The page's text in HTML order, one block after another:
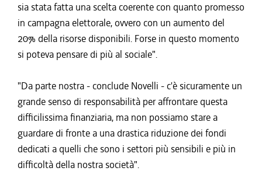
sia stata fatta una scelta coerente con quanto promesso
in campagna elettorale, ovvero con un aumento del
20% della risorse disponibili. Forse in questo momento
si poteva pensare di più al sociale".
"Da parte nostra - conclude Novelli - c'è sicuramente un
grande senso di responsabilità per affrontare questa
difficilissima finanziaria, ma non possiamo stare a
guardare di fronte a una drastica riduzione dei fondi
dedicati a quelli che sono i settori più sensibili e più in
difficoltà della nostra società".